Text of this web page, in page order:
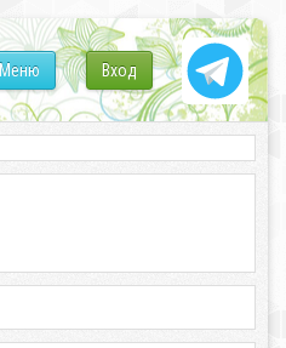
Вход
Меню